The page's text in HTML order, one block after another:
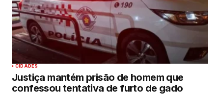
CIDADES
Justiça mantém prisão de homem que
confessou tentativa de furto de gado